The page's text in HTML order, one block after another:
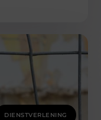
DIENSTVERLENING